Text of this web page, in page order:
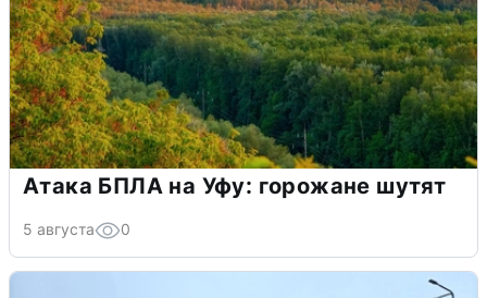
Атака БПЛА на Уфу: горожане шутят
5 августа 0